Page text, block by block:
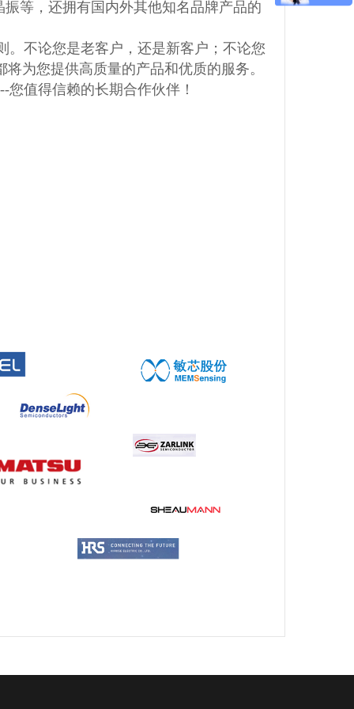
等，还拥有国内外其他知名品牌产品的
不论您是老客户，还是新客户；不论您
为您提供高质量的产品和优质的服务。
值得信赖的长期合作伙伴！